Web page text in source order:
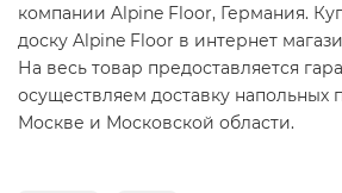
компании Alpine Floor, Германия.
доску Alpine Floor в интернет
На весь товар предоставляется
осуществляем доставку напольных
Москве и Московской области.